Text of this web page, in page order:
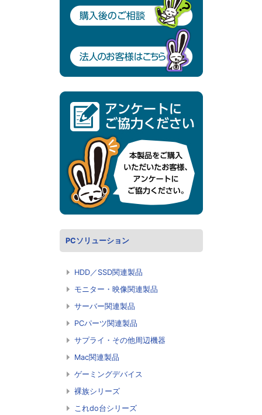
PCソリューション
HDD／SSD関連製品
モニター・映像関連製品
サーバー関連製品
PCパーツ関連製品
サプライ・その他周辺機器
Mac関連製品
ゲーミングデバイス
裸族シリーズ
これdo台シリーズ